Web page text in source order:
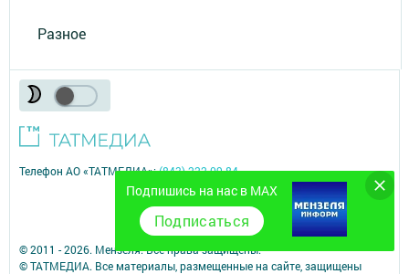
Разное
Подпишись на нас в MAX
Подписаться
© 2011 - 2026. Мензеля. Все права защищены.
© ТАТМЕДИА. Все материалы, размещенные на сайте, защищены
Телефон АО «ТАТМЕДИА»:(843) 222 09 84